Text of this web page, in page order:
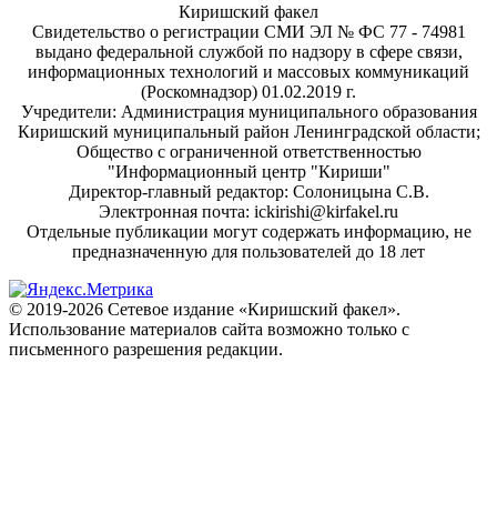
Киришский факел
Свидетельство о регистрации СМИ ЭЛ № ФС 77 - 74981
выдано федеральной службой по надзору в сфере связи,
информационных технологий и массовых коммуникаций
(Роскомнадзор) 01.02.2019 г.
Учредители: Администрация муниципального образования
Киришский муниципальный район Ленинградской области;
Общество с ограниченной ответственностью
"Информационный центр "Кириши"
Директор-главный редактор: Солоницына С.В.
Электронная почта: ickirishi@kirfakel.ru
Отдельные публикации могут содержать информацию, не
предназначенную для пользователей до 18 лет
© 2019-2026 Сетевое издание «Киришский факел».
Использование материалов сайта возможно только с
письменного разрешения редакции.